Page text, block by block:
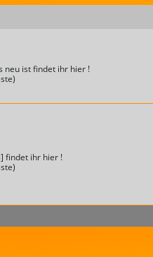
neu ist findet ihr hier !
findet ihr hier !